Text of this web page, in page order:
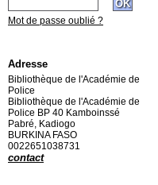
Mot de passe oublié ?
Adresse
Bibliothèque de l'Académie de
Police
Bibliothèque de l'Académie de
Police BP 40 Kamboinssé
Pabré, Kadiogo
BURKINA FASO
0022651038731
contact